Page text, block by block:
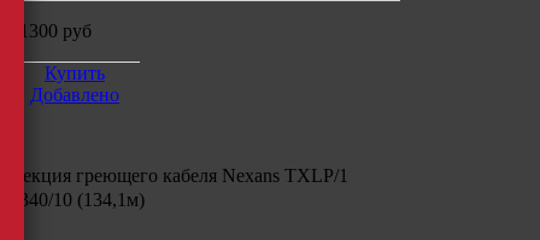
21300 руб
Купить
Добавлено
Секция греющего кабеля Nexans TXLP/1
1340/10 (134,1м)